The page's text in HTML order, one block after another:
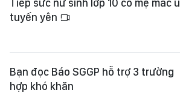
Tiếp sức nữ sinh lớp 10 có mẹ mắc u
tuyến yên
Bạn đọc Báo SGGP hỗ trợ 3 trường
hợp khó khăn